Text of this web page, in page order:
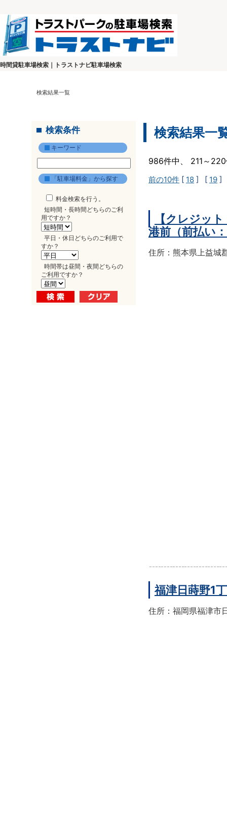
時間貸駐車場検索｜トラストナビ駐車場検索
検索結果一覧
検索条件
キーワード
「駐車場料金」から探す
料金検索を行う。
短時間・長時間どちらのご利
用ですか？
平日・休日どちらのご利用で
すか？
時間帯は昼間・夜間どちらの
ご利用ですか？
検索結果一
986件中、 211～
前の10件 [ 18 ] [ 19 ]
【クレジッ
港前（前払い
住所：熊本県上益城
福津日蒔野1
住所：福岡県福津市